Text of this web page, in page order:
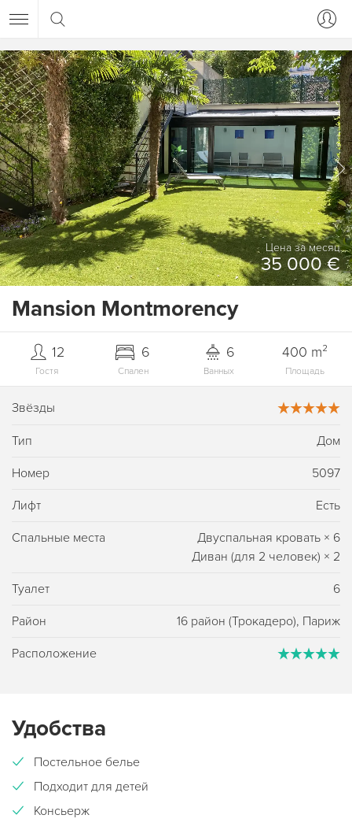
Цена за месяц
35 000 €
Mansion Montmorency
Гостя
12
Спален
6
Ванных
6
Площадь
400 m²
Звёзды
Тип Дом
Номер 5097
Лифт Есть
Спальные места Двуспальная кровать × 6
Диван (для 2 человек) × 2
Туалет 6
Район 16 район (Трокадеро), Париж
Расположение
Удобства
Постельное белье
Подходит для детей
Консьерж